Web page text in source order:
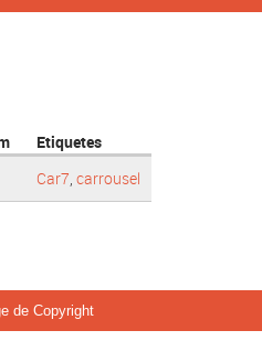
Etiquetes
Car7, carrousel
de Copyright